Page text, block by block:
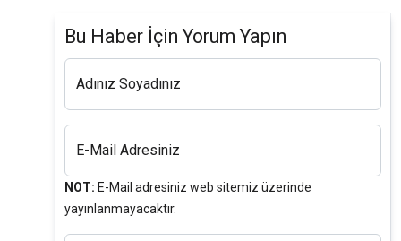
Bu Haber İçin Yorum Yapın
Adınız Soyadınız
E-Mail Adresiniz
NOT: E-Mail adresiniz web sitemiz üzerinde
yayınlanmayacaktır.